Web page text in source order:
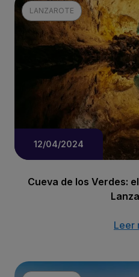
LANZAROTE
12/04/2024
Cueva de los Verdes:
Leer